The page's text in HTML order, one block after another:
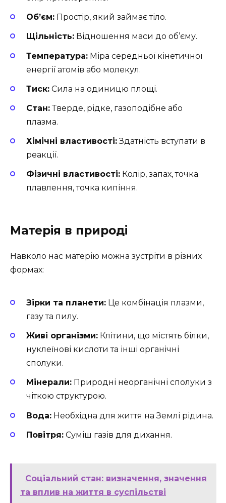
Об’єм: Простір, який займає тіло.
Щільність: Відношення маси до об’єму.
Температура: Міра середньої кінетичної
енергії атомів або молекул.
Тиск: Сила на одиницю площі.
Стан:Тверде, рідке, газоподібне або
плазма.
Хімічні властивості:Здатність вступати в
реакції.
Фізичні властивості: Колір, запах, точка
плавлення, точка кипіння.
Матерія в природі
Навколо нас матерію можна зустріти в різних
формах:
Зірки та планети: Це комбінація плазми,
газу та пилу.
Живі організми: Клітини, що містять білки,
нуклеїнові кислоти та інші органічні
сполуки.
Мінерали: Природні неорганічні сполуки з
чіткою структурою.
Вода: Необхідна для життя на Землі рідина.
Повітря: Суміш газів для дихання.
Соціальний стан: визначення, значення
та вплив на життя в суспільстві